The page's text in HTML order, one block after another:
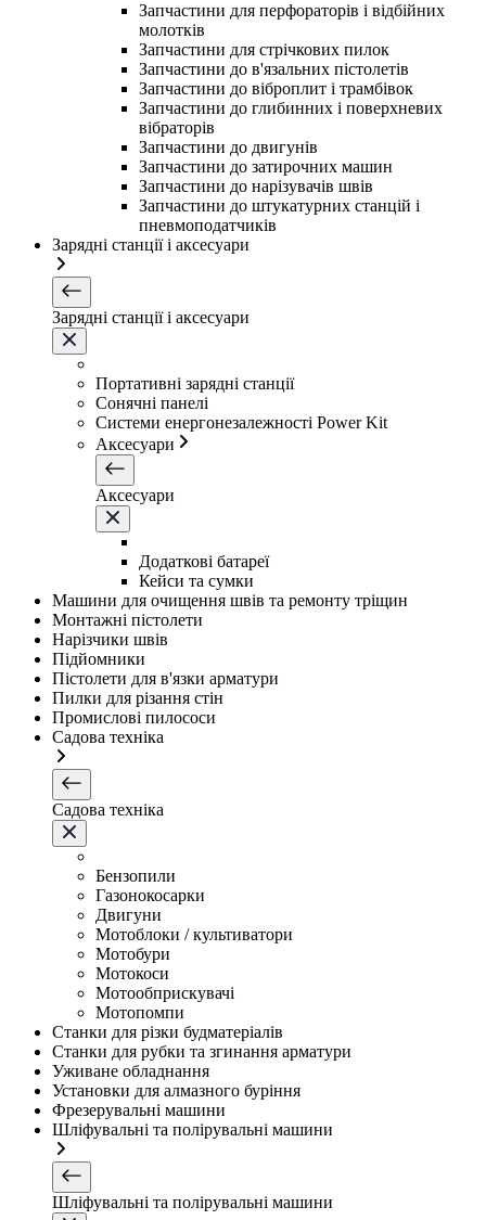
Запчастини для перфораторів і відбійних
молотків
Запчастини для стрічкових пилок
Запчастини до в'язальних пістолетів
Запчастини до віброплит і трамбівок
Запчастини до глибинних і поверхневих
вібраторів
Запчастини до двигунів
Запчастини до затирочних машин
Запчастини до нарізувачів швів
Запчастини до штукатурних станцій і
пневмоподатчиків
Зарядні станції і аксесуари
Зарядні станції і аксесуари
Портативні зарядні станції
Сонячні панелі
Системи енергонезалежності Power Kit
Аксесуари
Аксесуари
Додаткові батареї
Кейси та сумки
Машини для очищення швів та ремонту тріщин
Монтажні пістолети
Нарізчики швів
Підйомники
Пістолети для в'язки арматури
Пилки для різання стін
Промислові пилососи
Садова техніка
Садова техніка
Бензопили
Газонокосарки
Двигуни
Мотоблоки / культиватори
Мотобури
Мотокоси
Мотообприскувачі
Мотопомпи
Станки для різки будматеріалів
Станки для рубки та згинання арматури
Уживане обладнання
Установки для алмазного буріння
Фрезерувальні машини
Шліфувальні та полірувальні машини
Шліфувальні та полірувальні машини